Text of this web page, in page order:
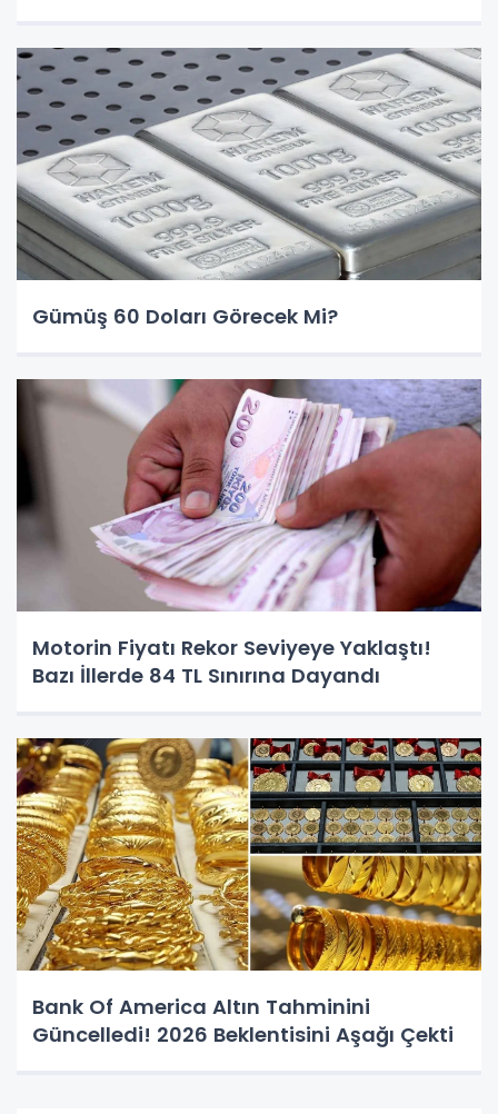
Gümüş 60 Doları Görecek Mi?
Motorin Fiyatı Rekor Seviyeye Yaklaştı!
Bazı İllerde 84 TL Sınırına Dayandı
Bank Of America Altın Tahminini
Güncelledi! 2026 Beklentisini Aşağı Çekti